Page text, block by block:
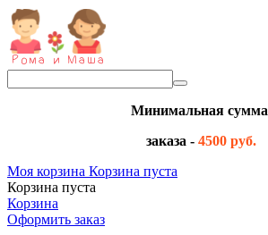
Минимальная сумма
заказа - 4500 руб.
Моя корзина Корзина пуста
Корзина пуста
Корзина
Оформить заказ